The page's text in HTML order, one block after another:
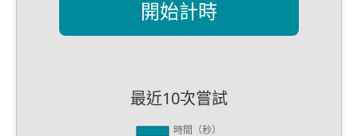
開始計時
最近10次嘗試